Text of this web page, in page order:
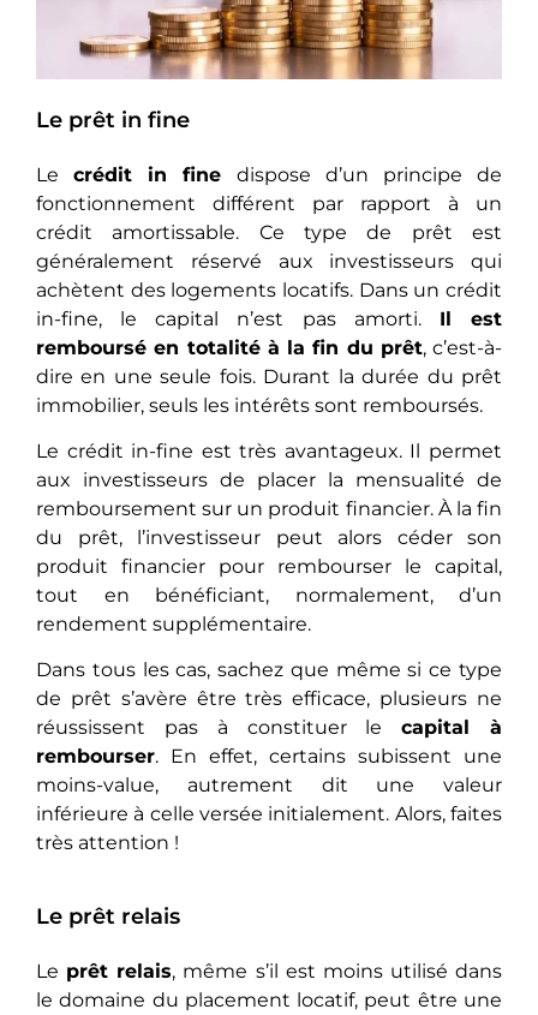
Le prêt in fine
Lecrédit in fine dispose d’un principe de
fonctionnement différent par rapport à un
crédit amortissable. Ce type de prêt est
généralement réservé aux investisseurs qui
achètent des logements locatifs. Dans un crédit
in-fine, le capital n’est pas amorti. Il est
remboursé en totalité à la fin du prêt, c’est-à-
dire en une seule fois. Durant la durée du prêt
immobilier, seuls les intérêts sont remboursés.
Le crédit in-fine est très avantageux. Il permet
aux investisseurs de placer la mensualité de
remboursement sur un produit financier. À la fin
du prêt, l’investisseur peut alors céder son
produit financier pour rembourser le capital,
tout en bénéficiant, normalement, d’un
rendement supplémentaire.
Dans tous les cas, sachez que même si ce type
de prêt s’avère être très efficace, plusieurs ne
réussissent pas à constituer lecapital à
rembourser. En effet, certains subissent une
moins-value, autrement dit une valeur
inférieure à celle versée initialement. Alors, faites
très attention !
Le prêt relais
Le prêt relais, même s’il est moins utilisé dans
le domaine du placement locatif, peut être une